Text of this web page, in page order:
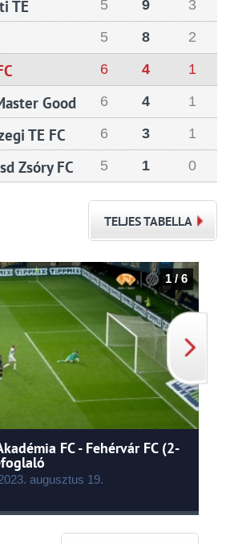
TE 5 9
3
5 8
2
6 4
1
Good 6 4
1
TE FC 6 3
1
Zsóry FC 5 1 0
TELJES TABELLA
FC - Fehérvár FC (2-
augusztus 19.
1 / 6